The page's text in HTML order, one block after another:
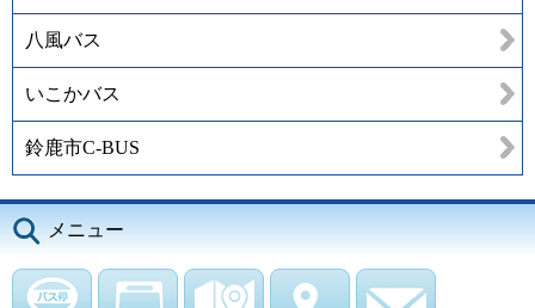
八風バス
いこかバス
鈴鹿市C-BUS
メニュー